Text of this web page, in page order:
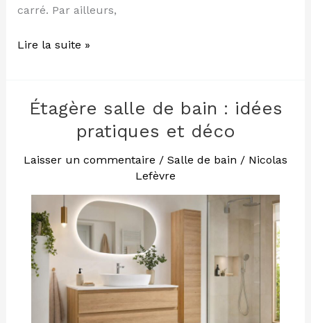
carré. Par ailleurs,
Lire la suite »
Étagère salle de bain : idées
pratiques et déco
Laisser un commentaire / Salle de bain / Nicolas
Lefèvre
Étagère
bain
idées
pratiques
déco